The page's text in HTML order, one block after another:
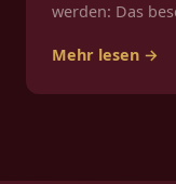
werden: Das
Mehr lesen →